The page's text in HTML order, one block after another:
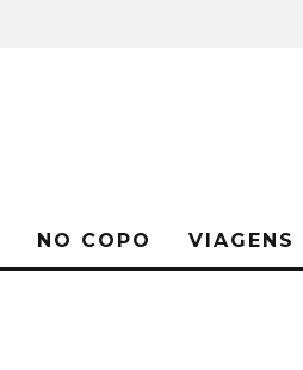
NO COPO VIAGENS